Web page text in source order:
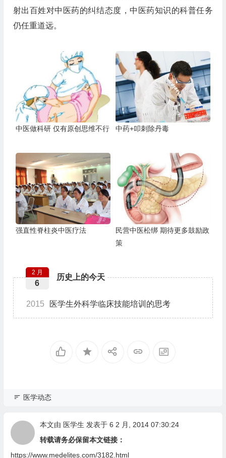
射出百姓对中医药的纠结态度，中医药知识的科普任务
仍任重道远。
中医做科研 仅有原创思维不行 中药+叩刺除丹毒
强直性脊柱炎中医疗法
民营中医松绑 期待更多鼓励政
策
历史上的今天
2 月
6
2015 医学生外科学临床技能培训的思考
医学动态
本文由 医学生 发表于 6 2 月, 2014 07:30:24
转载请务必保留本文链接：
https://www.medelites.com/3182.html